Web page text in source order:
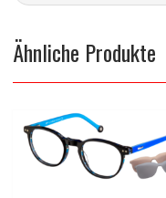
Ähnliche Produkte